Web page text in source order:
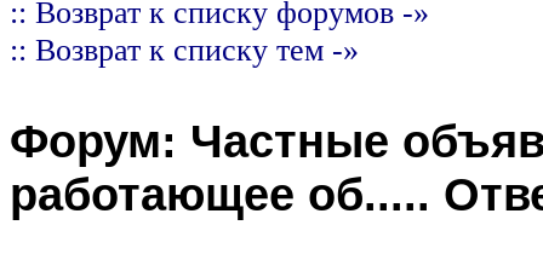
:: Возврат к списку форумов -»
:: Возврат к списку тем -»
Форум: Частные
работающее об.....